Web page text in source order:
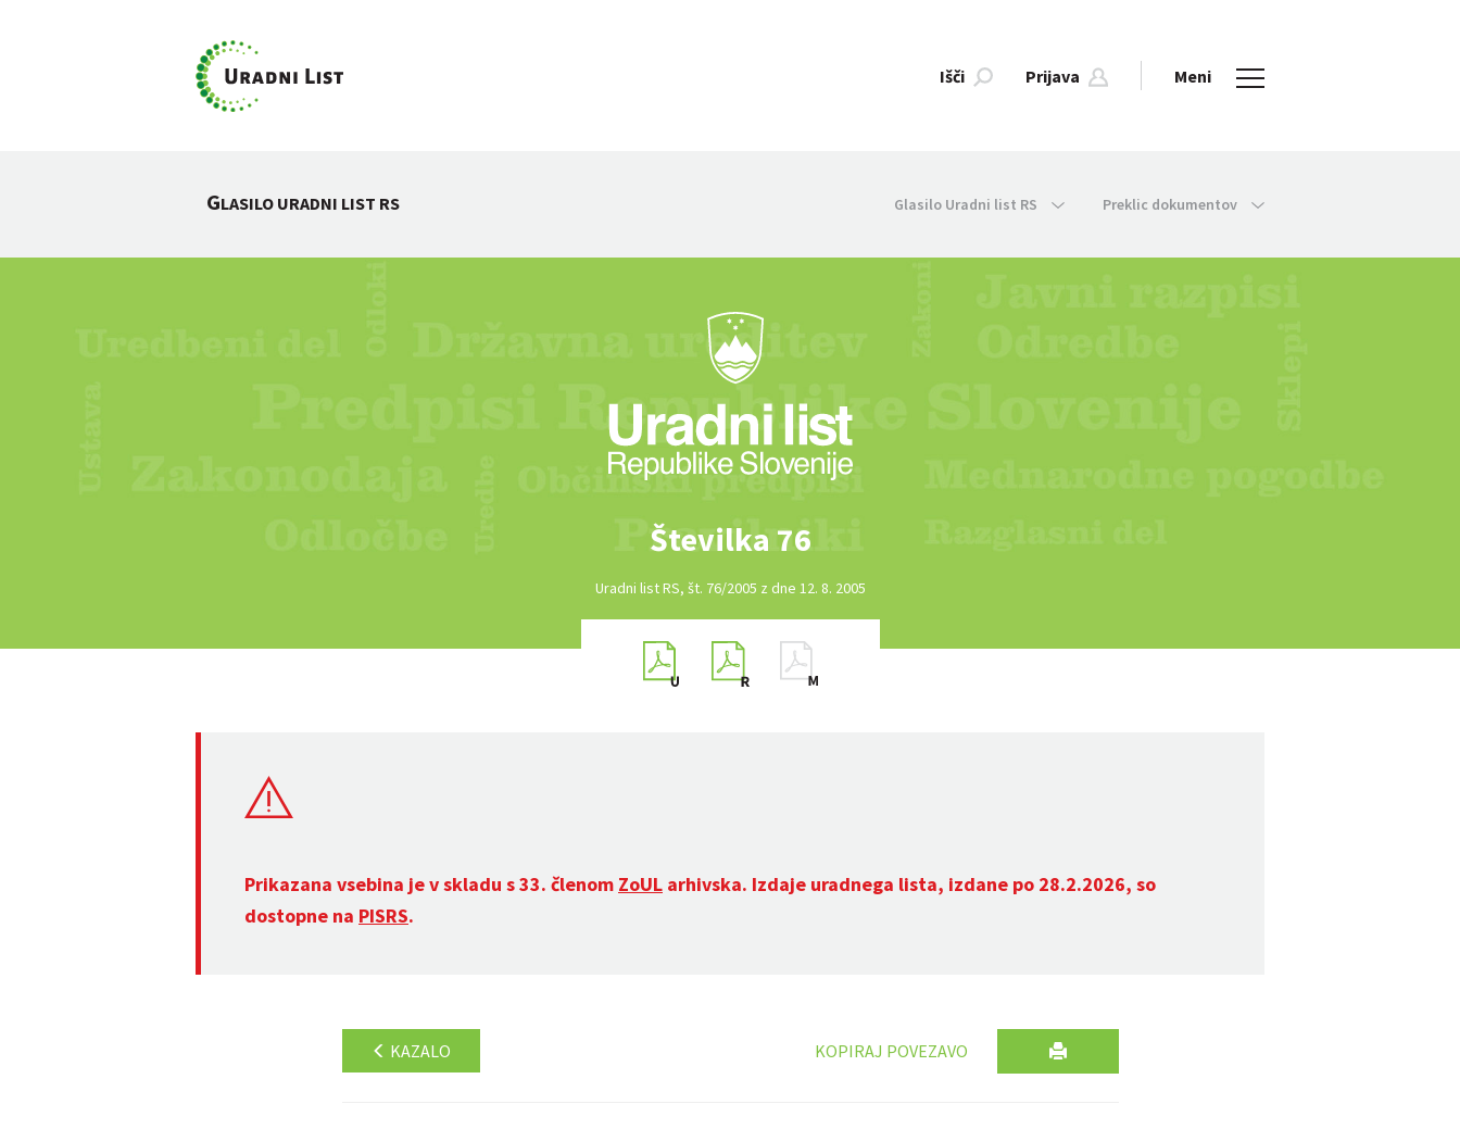
Išči Prijava Meni
GLASILO URADNI LIST RS Glasilo Uradni list RS Preklic dokumentov
Številka 76
Uradni list RS, št. 76/2005 z dne 12. 8. 2005
Prikazana vsebina je v skladu s 33. členom ZoUL arhivska. Izdaje uradnega lista, izdane po 28.2.2026, so
dostopne na PISRS.
KAZALO KOPIRAJ POVEZAVO